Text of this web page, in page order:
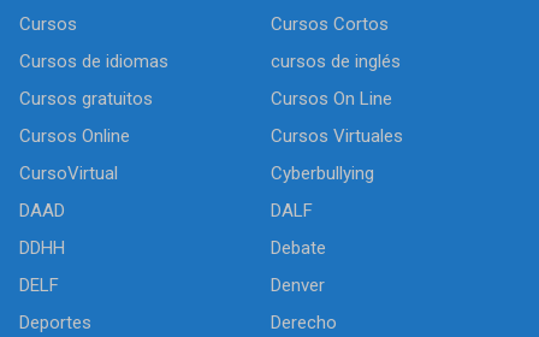
Cursos
Cursos Cortos
Cursos de idiomas
cursos de inglés
Cursos gratuitos
Cursos On Line
Cursos Online
Cursos Virtuales
CursoVirtual
Cyberbullying
DAAD
DALF
DDHH
Debate
DELF
Denver
Deportes
Derecho